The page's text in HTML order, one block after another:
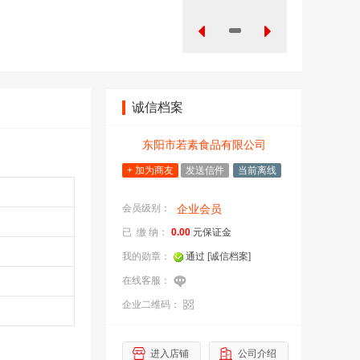
诚信档案
东阳市若素食品有限公司
+ 加为商友 发送信件 当前离线
会员级别： 企业会员
已 缴 纳： 0.00 元保证金
我的勋章： 通过 [诚信档案]
在线客服：
企业二维码：
企
进入店铺 公司介绍